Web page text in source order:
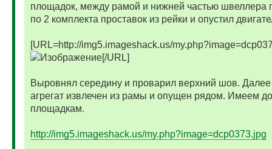
площадок, между рамой и нижней частью швеллера
по 2 комплекта проставок из рейки и опустил
[URL=http://img5.imageshack.us/
[/URL]
Выровнял середину и проварил верхний шов. Далее
агрегат извлечен из рамы и опущен рядом. Имеем
площадкам.
http://img5.imageshack.us/my.php?image=dcp0373.jpg